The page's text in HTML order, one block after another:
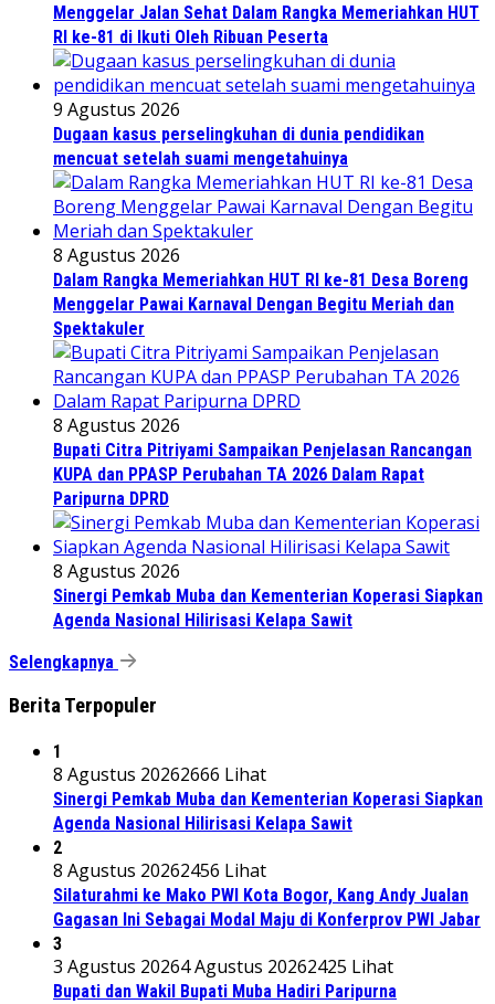
Menggelar Jalan Sehat Dalam Rangka Memeriahkan HUT
RI ke-81 di Ikuti Oleh Ribuan Peserta
9 Agustus 2026
Dugaan kasus perselingkuhan di dunia pendidikan
mencuat setelah suami mengetahuinya
8 Agustus 2026
Dalam Rangka Memeriahkan HUT RI ke-81 Desa Boreng
Menggelar Pawai Karnaval Dengan Begitu Meriah dan
Spektakuler
8 Agustus 2026
Bupati Citra Pitriyami Sampaikan Penjelasan Rancangan
KUPA dan PPASP Perubahan TA 2026 Dalam Rapat
Paripurna DPRD
8 Agustus 2026
Sinergi Pemkab Muba dan Kementerian Koperasi Siapkan
Agenda Nasional Hilirisasi Kelapa Sawit
Selengkapnya
Berita Terpopuler
1
8 Agustus 20262666 Lihat
Sinergi Pemkab Muba dan Kementerian Koperasi Siapkan
Agenda Nasional Hilirisasi Kelapa Sawit
2
8 Agustus 20262456 Lihat
Silaturahmi ke Mako PWI Kota Bogor, Kang Andy Jualan
Gagasan Ini Sebagai Modal Maju di Konferprov PWI Jabar
3
3 Agustus 20264 Agustus 20262425 Lihat
Bupati dan Wakil Bupati Muba Hadiri Paripurna